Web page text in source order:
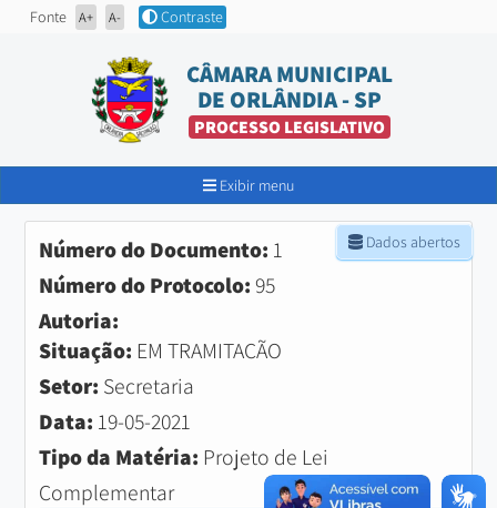
Fonte A+ A- Contraste
CÂMARA MUNICIPAL
DE ORLÂNDIA - SP
PROCESSO LEGISLATIVO
Exibir menu
Dados abertos
Número do Documento: 1
Número do Protocolo:95
Autoria:
Situação: EM TRAMITAÇÃO
Setor: Secretaria
Data: 19-05-2021
Tipo da Matéria: Projeto de Lei
Complementar